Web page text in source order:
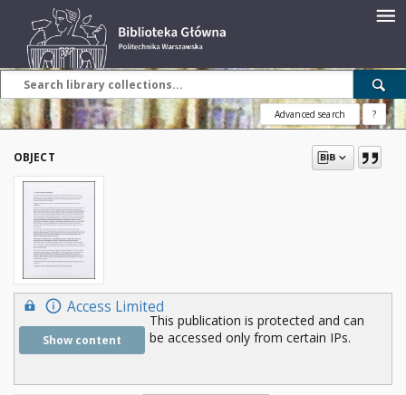
Advanced search ?
OBJECT
Access Limited
Show content
This publication is protected and can
be accessed only from certain IPs.